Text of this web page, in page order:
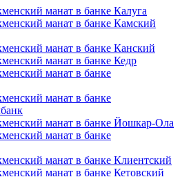
манат в банке Калуга
манат в банке Камский
манат в банке Канский
манат в банке Кедр
манат в банке
манат в банке
манат в банке Йошкар-Ола
манат в банке
манат в банке Клиентский
манат в банке Кетовский